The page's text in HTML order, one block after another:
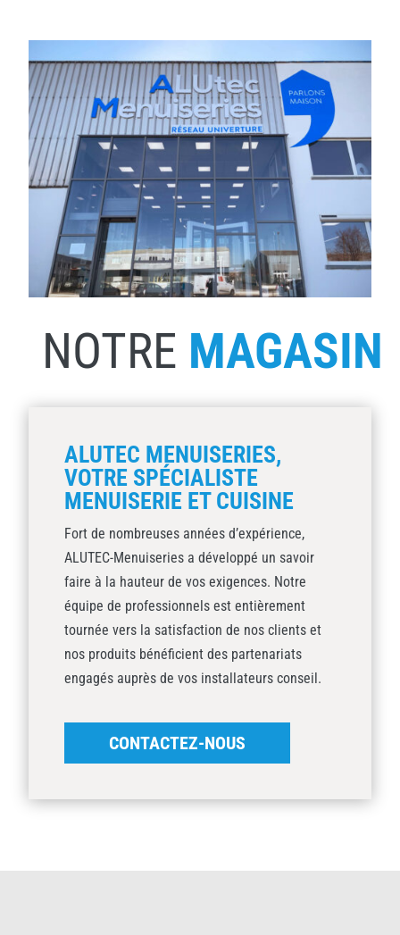
NOTRE MAGASIN
ALUTEC MENUISERIES,
VOTRE SPÉCIALISTE
MENUISERIE ET CUISINE
Fort de nombreuses années d’expérience,
ALUTEC-Menuiseries a développé un savoir
faire à la hauteur de vos exigences. Notre
équipe de professionnels est entièrement
tournée vers la satisfaction de nos clients et
nos produits bénéficient des partenariats
engagés auprès de vos installateurs conseil.
CONTACTEZ-NOUS